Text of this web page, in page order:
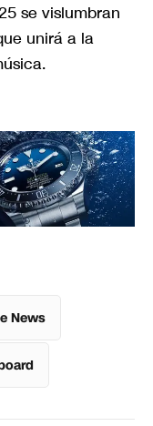
se vislumbran
unirá a la
News